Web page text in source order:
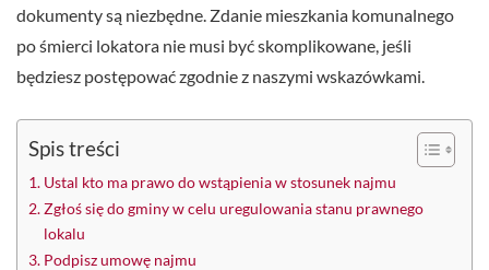
dokumenty są niezbędne. Zdanie mieszkania komunalnego
po śmierci lokatora nie musi być skomplikowane, jeśli
będziesz postępować zgodnie z naszymi wskazówkami.
Spis treści
Ustal kto ma prawo do wstąpienia w stosunek najmu
Zgłoś się do gminy w celu uregulowania stanu prawnego
lokalu
Podpisz umowę najmu